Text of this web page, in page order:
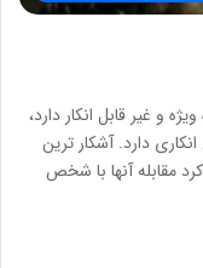
و غیر قابل انکار دارد،
دارد. آشکار ترین
مقابله آنها با شخص